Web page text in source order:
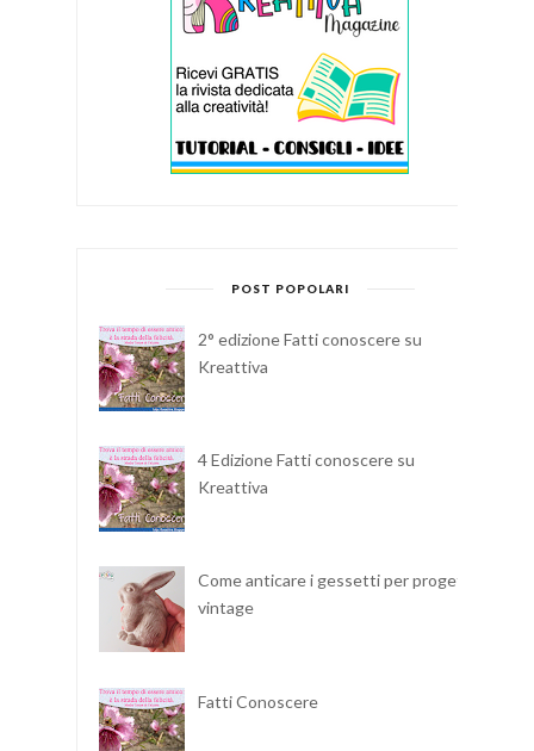
POST POPOLARI
2° edizione Fatti conoscere su
Kreattiva
4 Edizione Fatti conoscere su
Kreattiva
Come anticare i gessetti per progetti
vintage
Fatti Conoscere